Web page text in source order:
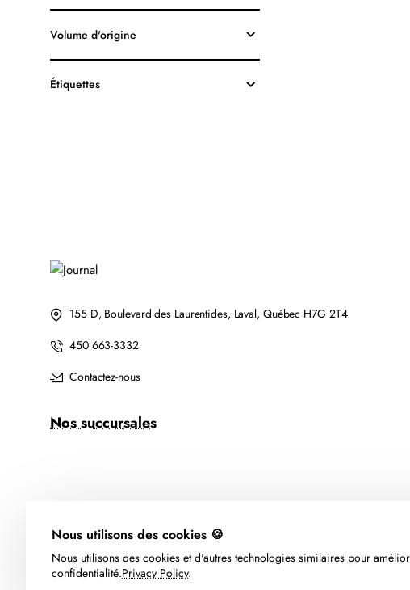
Nous utilisons des cookies 🍪
Nous utilisons des cookies et d'autres technologies similaires pour
confidentialité.Privacy Policy.
Volume d'origine
Étiquettes
155 D, Boulevard des Laurentides, Laval, Québec H7G 2T4
450 663-3332
Contactez-nous
Nos succursales